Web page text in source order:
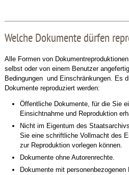
Welche Dokumente dürfen
Alle Formen von
selbst oder von einem Benutzer
Bedingungen und Einschränkungen. Es
Dokumente reproduziert werden:
Öffentliche Dokumente, für die Sie
Einsichtnahme und Reproduktion
Nicht im Eigentum des
Sie eine schriftliche Vollmacht des
zur Reproduktion vorlegen können.
Dokumente ohne Autorenrechte.
Dokumente mit